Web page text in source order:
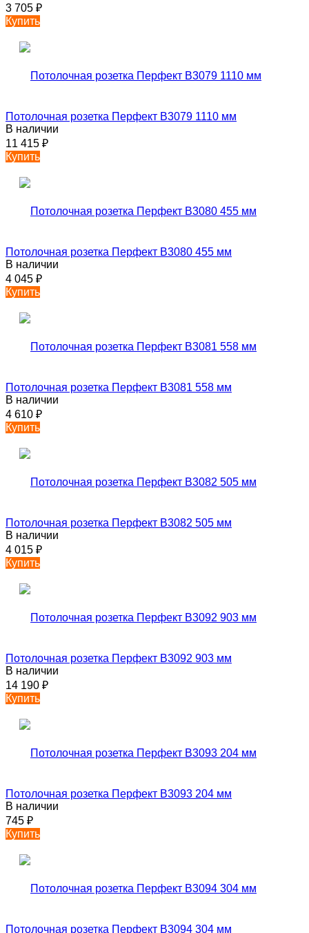
3 705 ₽
Купить
Потолочная розетка Перфект B3079 1110 мм
В наличии
11 415 ₽
Купить
Потолочная розетка Перфект B3080 455 мм
В наличии
4 045 ₽
Купить
Потолочная розетка Перфект B3081 558 мм
В наличии
4 610 ₽
Купить
Потолочная розетка Перфект B3082 505 мм
В наличии
4 015 ₽
Купить
Потолочная розетка Перфект B3092 903 мм
В наличии
14 190 ₽
Купить
Потолочная розетка Перфект B3093 204 мм
В наличии
745 ₽
Купить
Потолочная розетка Перфект B3094 304 мм